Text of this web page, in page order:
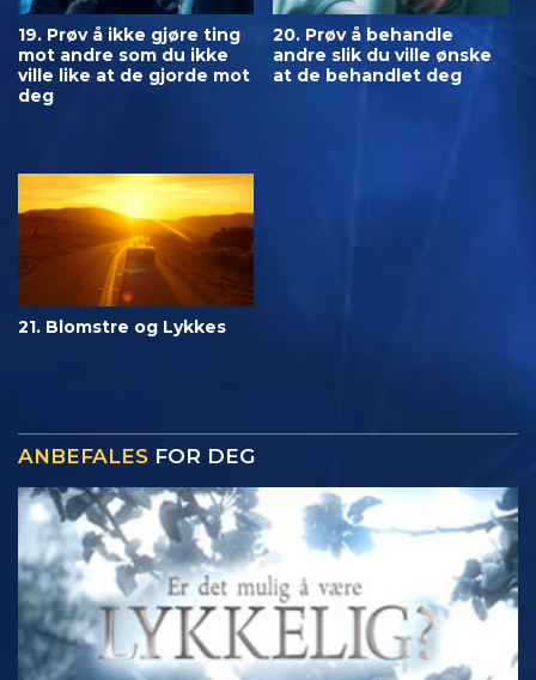
19. Prøv å ikke gjøre ting
mot andre som du ikke
ville like at de gjorde mot
deg
20. Prøv å behandle
andre slik du ville ønske
at de behandlet deg
21. Blomstre og Lykkes
ANBEFALES FOR DEG